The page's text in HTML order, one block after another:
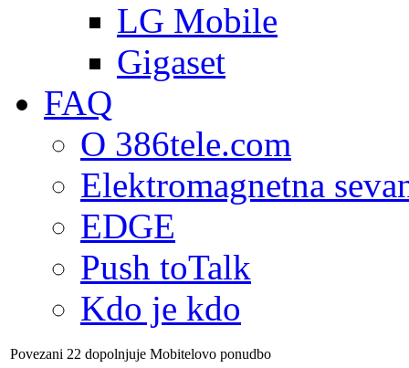
LG Mobile
Gigaset
FAQ
O 386tele.com
Elektromagnetna
EDGE
Push toTalk
Kdo je kdo
Povezani 22 dopolnjuje Mobitelovo ponudbo